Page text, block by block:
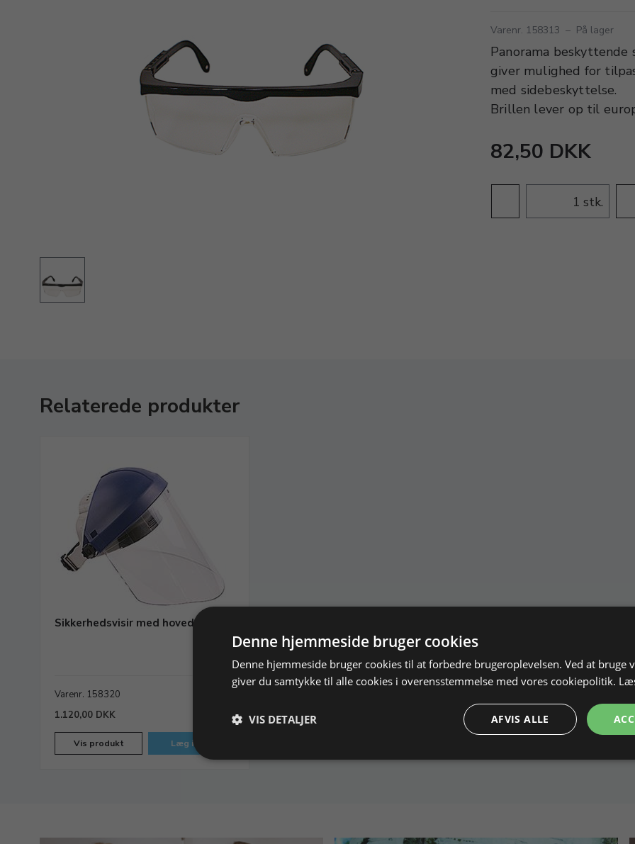
Varenr. 158313 – På lager
Panorama
giver mulighed for
med sidebeskyttelse.
Brillen lever op til
82,50 DKK
stk.
Relaterede produkter
Sikkerhedsvisir med hovedskjold.
Varenr. 158320
1.120,00 DKK
Vis produkt Læg i kurv
Denne hjemmeside bruger cookies
Denne hjemmeside bruger cookies til at forbedre brugeroplevelsen. Ved at bruge
giver du samtykke til alle cookies i overensstemmelse med vores cookiepolitik.
AFVIS ALLE
VIS DETALJER